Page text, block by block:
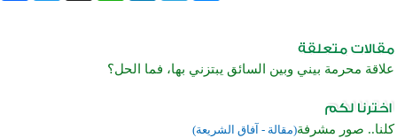
علاقة محرمة بيني وبين السائق يبتزني بها، فما الحل؟
كلنا.. صور مشرفة(مقالة - آفاق الشريعة)